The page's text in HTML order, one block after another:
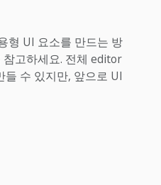
형 UI 요소를 만드는 방
참고하세요. 전체 editor
수 있지만, 앞으로 UI